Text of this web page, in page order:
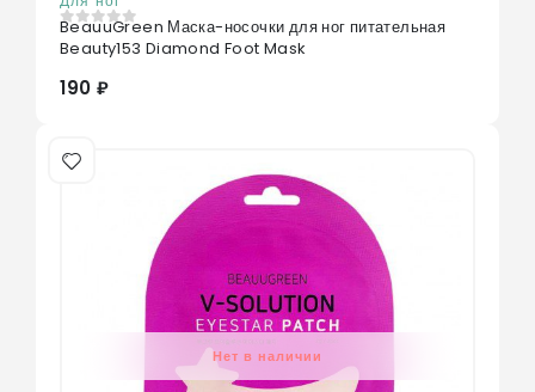
0 из 5
BeauuGreen Маска-носочки для ног питательная
Beauty153 Diamond Foot Mask
190 ₽
Нет в наличии